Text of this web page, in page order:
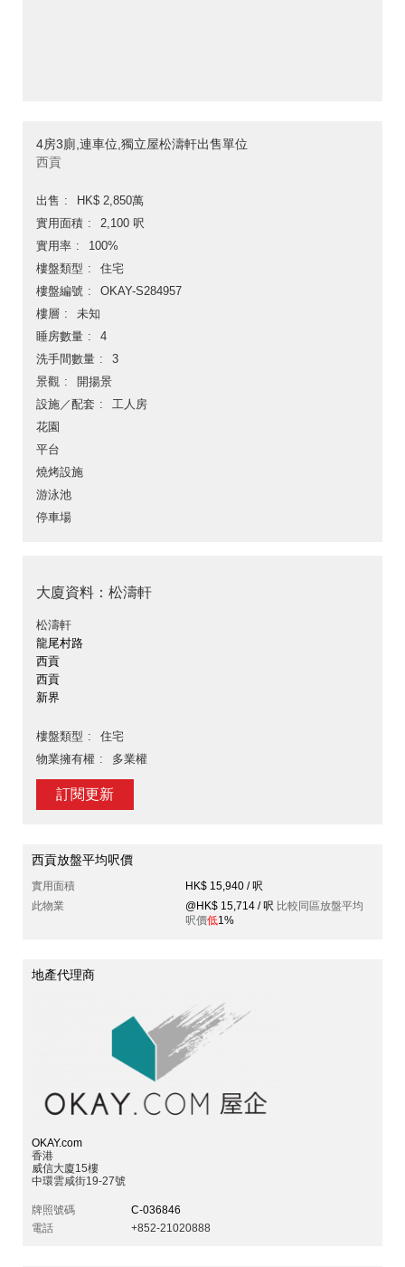
4房3廁,連車位,獨立屋松濤軒出售單位
西貢
出售
HK$ 2,850萬
實用面積
2,100 呎
實用率
100%
樓盤類型
住宅
樓盤編號
OKAY-S284957
樓層
未知
睡房數量
4
洗手間數量
3
景觀
開揚景
設施／配套
工人房
花園
平台
燒烤設施
游泳池
停車場
大廈資料：松濤軒
松濤軒
龍尾村路
西貢
西貢
新界
樓盤類型
住宅
物業擁有權
多業權
訂閱更新
西貢放盤平均呎價
實用面積
HK$ 15,940 / 呎
此物業
@HK$ 15,714 / 呎 比較同區放盤平均
呎價低1%
地產代理商
OKAY.com
香港
威信大廈15樓
中環雲咸街19-27號
牌照號碼
C-036846
電話
+852-21020888